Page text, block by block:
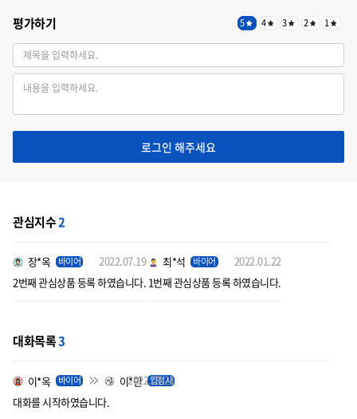
평가하기 5 4 3 2 1
로그인 해주세요
관심지수2
장*옥 바이어
2번째 관심상품 등록 하였습니다.
2022.07.19 최*석 바이어
1번째 관심상품 등록 하였습니다.
2022.01.22
대화목록3
이*옥 바이어 이*만 입점사
대화를 시작하였습니다.
2022.09.21